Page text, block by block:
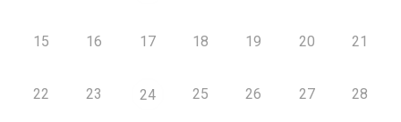
15 16 17 18 19 20 21
22 23 24 25 26 27 28